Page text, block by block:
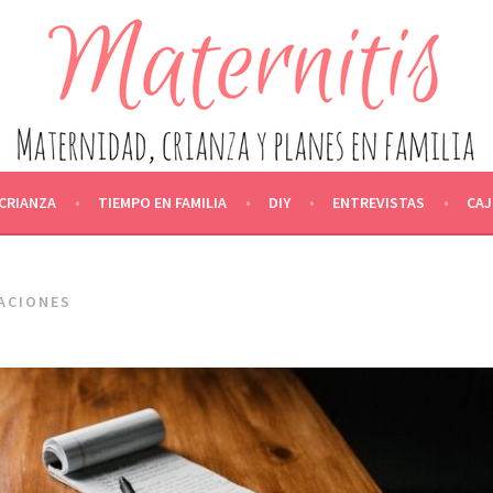
CRIANZA Y PLANES EN
CRIANZA, ALIMENTACIÓN, OCIO Y EDUCACIÓN,
CRIANZA TIEMPO EN FAMILIA DIY ENTREVISTAS